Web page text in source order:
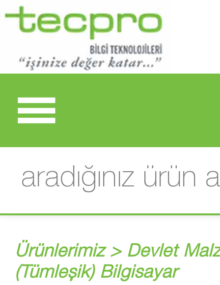
Ürünlerimiz > Devlet
(Tümleşik) Bilgisayar